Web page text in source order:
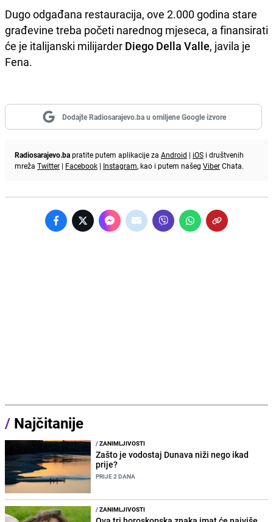
Dugo odgađana restauracija, ove 2.000 godina stare
građevine treba početi narednog mjeseca, a finansirati
će je italijanski milijarder Diego Della Valle, javila je
Fena.
Dodajte Radiosarajevo.ba u omiljene Google izvore
Radiosarajevo.bapratite putem aplikacije za Android | iOS i društvenih
mreža Twitter | Facebook | Instagram, kao i putem našeg ViberChata.
/ Najčitanije
/ZANIMLJIVOSTI
Zašto je vodostaj Dunava niži nego ikad
prije?
PRIJE 2 DANA
/ZANIMLJIVOSTI